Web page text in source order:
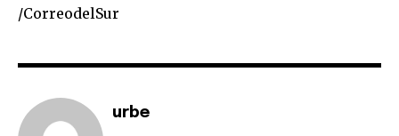
/CorreodelSur
urbe